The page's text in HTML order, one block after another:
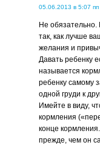
05.06.2013 в 5:07 пп
Не обязательно.
так, как лучше
желания и
Давать ребенку
называется
ребенку самому
одной груди к
Имейте в виду,
кормления
конце
прежде, чем он